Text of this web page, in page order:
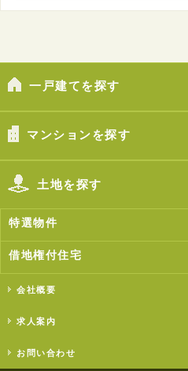
一戸建てを探す
マンションを探す
土地を探す
特選物件
借地権付住宅
会社概要
求人案内
お問い合わせ